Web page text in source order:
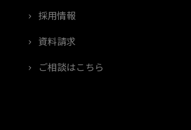
採用情報
資料請求
ご相談はこちら